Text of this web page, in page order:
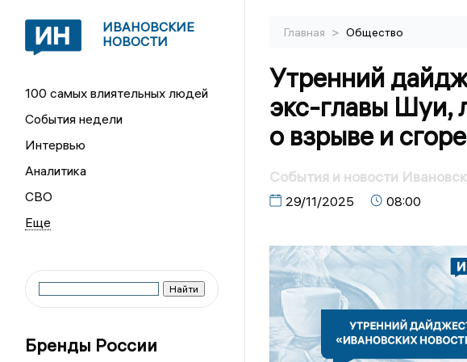
ИВАНОВСКИЕ
НОВОСТИ
100 самых влиятельных людей
События недели
Интервью
Аналитика
СВО
Бренды России
Главная > Общество
Утренний
экс-главы Шуи,
о взрыве и
События и новости
29/11/2025 08:00